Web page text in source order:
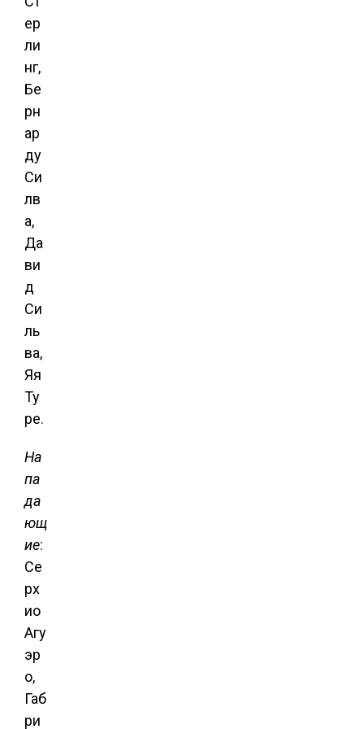
ер
ли
нг,
Бе
рн
ар
ду
Си
лв
а,
Да
ви
д
Си
ль
ва,
Яя
Ту
ре.
На
па
да
ющ
ие:
Се
рх
ио
Агу
эр
о,
Габ
ри